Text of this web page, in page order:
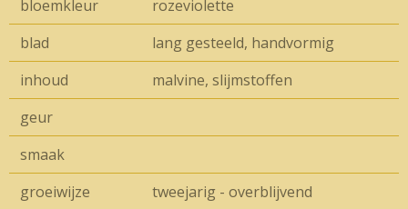
bloemkleur
rozeviolette
blad
lang gesteeld, handvormig
inhoud
malvine, slijmstoffen
geur
smaak
groeiwijze
tweejarig - overblijvend